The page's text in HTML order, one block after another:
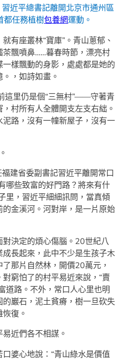
近平總書記離開北京市通州區
都任務植樹包養網運動。
有座叢林“寶庫”。青山蔥郁、
茶飄噴鼻……暮春時節，漂亮村
樣飄動的身影，處處都是她的
，如詩如畫。
這里仍是個“三無村”——守著青
村所有人全體開支左支右絀。
泥路，沒有一幢新屋子，沒有一
建省委副書記習近平離開常口
哪些致富的好門路？將來有什
里，習近平細細訊問，當真傾
金溪河。河對岸，是一片原始
對決定的煩心傷腦。20世紀八
長起來，此中不少是生孩子木
那片自然林，開價20萬元，
窮怕了的村平易近來說，“賣
道路。不外，常口人心里也明
巖石，泥土貧瘠，樹一旦砍失
復。
近們各不相謀。
婆心地說：“青山綠水是價值